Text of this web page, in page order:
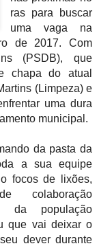
ras para buscar
uma vaga na
de 2017. Com
(PSDB), que
chapa do atual
(Limpeza) e
uma dura
municipal.
da pasta da
a sua equipe
focos de lixões,
colaboração
da população
que vai deixar o
dever durante